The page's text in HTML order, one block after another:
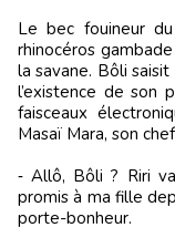
Le bec fouineur
rhinocéros
la savane. Bôli
l’existence de son
faisceaux
Masaï Mara, son
‑ Allô, Bôli ? Riri
promis à ma fille
porte-bonheur.